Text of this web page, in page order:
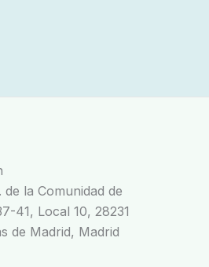
de la Comunidad de
41, Local 10, 28231
de Madrid, Madrid